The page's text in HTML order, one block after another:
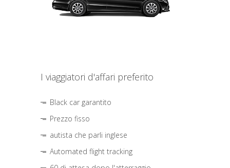
I viaggiatori d'affari preferito
Black car garantito
Prezzo fisso
autista che parli inglese
Automated flight tracking